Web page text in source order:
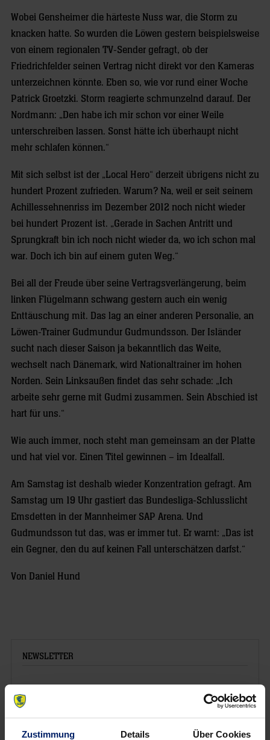
Zustimmung Details Über Cookies
Wobei Gensheimer die härteste Nuss war, die Storm zu
knacken hatte. So wurden die Löwen gestern beispielsweise
von einem regionalen TV-Sender gefragt, ob der
Friedrichfelder seinen Vertrag nicht direkt vor den Kameras
unterzeichnen könnte. Eben so, wie vor rund einer Woche
Patrick Groetzki. Storm reagierte schmunzelnd darauf. Der
Nordmann: „Den habe ich mir schon vor einer Weile
unterschreiben lassen. Sonst hätte ich überhaupt nicht
mehr schlafen können.“
Mit sich selbst ist der „Local Hero“ derzeit übrigens nicht zu
hundert Prozent zufrieden. Warum? Na, weil er seit seinem
Achillessehnenriss im Dezember 2012 noch nicht wieder
bei hundert Prozent ist. „Gerade in Sachen Antritt und
Sprungkraft bin ich noch nicht wieder da, wo ich schon mal
war. Doch ich bin auf einem guten Weg.“
Bei all der Freude über seine Vertragsverlängerung, beim
linken Flügelmann schwang gestern auch ein wenig
Enttäuschung mit. Das lag an einer anderen Personalie, an
Löwen-Trainer Gudmundur Gudmundsson. Der Isländer
sucht nach dieser Saison ja bekanntlich das Weite,
wechselt nach Dänemark, wird Nationaltrainer im hohen
Norden. Sein Linksaußen findet das sehr schade: „Ich
arbeite sehr gerne mit Gudmi zusammen. Sein Abschied ist
hart für uns.“
Wie auch immer, noch steht man gemeinsam an der Platte
und hat viel vor. Einen Titel gewinnen – im Idealfall.
Am Samstag ist deshalb wieder Konzentration gefragt. Am
Samstag um 19 Uhr gastiert das Bundesliga-Schlusslicht
Emsdetten in der Mannheimer SAP Arena. Und
Gudmundsson tut das, was er immer tut. Er warnt: „Das ist
ein Gegner, den du auf keinen Fall unterschätzen darfst.“
Von Daniel Hund
NEWSLETTER
informiert werden willst, kannst du den Rhein-Neckar Löwen
Newsletterhier abonnieren.